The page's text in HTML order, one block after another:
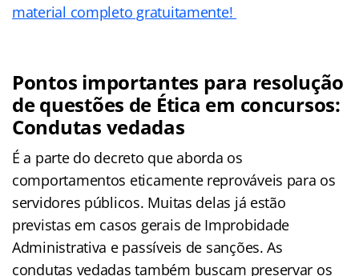
material completo gratuitamente!
Pontos importantes para resolução
de questões de Ética em concursos:
Condutas vedadas
É a parte do decreto que aborda os
comportamentos eticamente reprováveis para os
servidores públicos. Muitas delas já estão
previstas em casos gerais de Improbidade
Administrativa e passíveis de sanções. As
condutas vedadas também buscam preservar os